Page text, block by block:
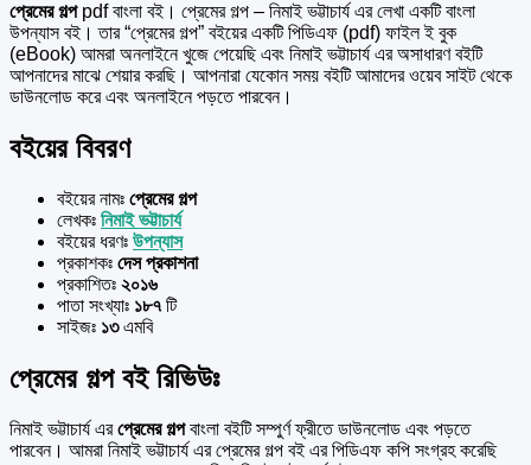
প্রেমের গল্পpdf বাংলা বই। প্রেমের গল্প – নিমাই ভট্টাচার্য এর লেখা একটি বাংলা
উপন্যাস বই। তার “প্রেমের গল্প” বইয়ের একটি পিডিএফ (pdf) ফাইল ই বুক
(eBook) আমরা অনলাইনে খুজে পেয়েছি এবং নিমাই ভট্টাচার্য এর অসাধারণ বইটি
আপনাদের মাঝে শেয়ার করছি। আপনারা যেকোন সময় বইটি আমাদের ওয়েব সাইট থেকে
ডাউনলোড করে এবং অনলাইনে পড়তে পারবেন।
বইয়ের বিবরণ
বইয়ের নামঃ প্রেমের গল্প
লেখকঃ নিমাই ভট্টাচার্য
বইয়ের ধরণঃ উপন্যাস
প্রকাশকঃ দেস প্রকাশনা
প্রকাশিতঃ ২০১৬
পাতা সংখ্যাঃ ১৮৭ টি
সাইজঃ ১৩এমবি
প্রেমের গল্প বই রিভিউঃ
নিমাই ভট্টাচার্য এরপ্রেমের গল্পবাংলা বইটি সম্পুর্ণ ফ্রীতে ডাউনলোড এবং পড়তে
পারবেন। আমরা নিমাই ভট্টাচার্য এর প্রেমের গল্প বই এর পিডিএফ কপি সংগ্রহ করেছি